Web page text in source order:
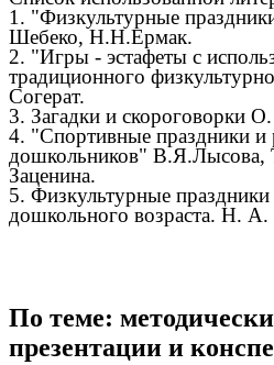
1. "Физкультурные
Шебеко, Н.Н.Ермак.
2. "Игры - эстафеты с
традиционного
Согерат.
3. Загадки и скороговорки
4. "Спортивные праздники и
дошкольников" В.Я.Лысова,
Заценина.
5. Физкультурные праздники
дошкольного возраста. Н.
По теме:
презентации и